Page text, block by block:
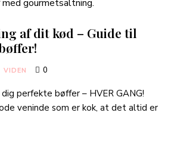
af dit kød – Guide til
VIDEN 0
perfekte bøffer – HVER GANG!
veninde som er kok, at det altid er